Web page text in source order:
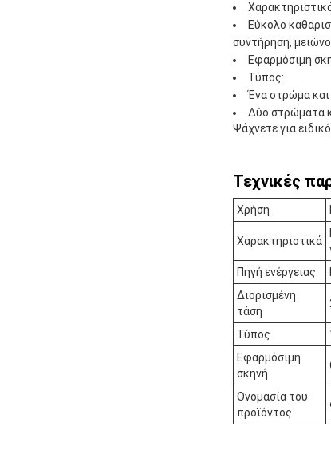
Εύκολο
συντήρηση,
Εφαρμόσιμη
Τύπος:
Ένα στρώμα και
Δύο στρώματα
Ψάχνετε για
Τεχνικές
Χρήση
Χαρακτηριστικά
Πηγή ενέργειας
Διορισμένη
τάση
Τύπος
Εφαρμόσιμη
σκηνή
Ονομασία του
προϊόντος